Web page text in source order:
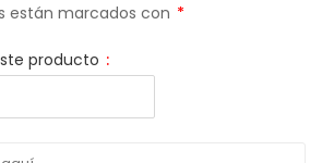
están marcados con *
producto :